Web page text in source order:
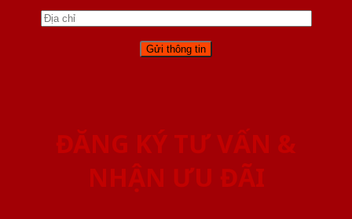
ĐĂNG KÝ TƯ VẤN &
NHẬN ƯU ĐÃI